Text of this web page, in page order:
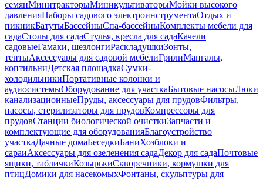
семянМинитракторыМиникультиваторыМойки высокого
давленияНаборы садового электроинструментаОтдых и
пикникБатутыБассейныСпа-бассейныКомплекты мебели для
садаСтолы для садаСтулья, кресла для садаКачели
садовыеГамаки, шезлонгиРаскладушкиЗонты,
тентыАксессуары для садовой мебелиГрилиМангалы,
коптильниДетская площадкаСумки-
холодильникиПортативные колонки и
аудиосистемыОборудование для участкаБытовые насосыЛюки
канализационныеПруды, аксессуары для прудовФильтры,
насосы, стерилизаторы для прудовКомпрессоры для
прудовСтанции биологической очисткиЗапчасти и
комплектующие для оборудованияБлагоустройство
участкаДачные домаБеседкиБаниХозблоки и
сараиАксессуары для озеленения садаДекор для садаПочтовые
ящики, табличкиКозырькиСкворечники, кормушки для
птицДомики для насекомыхФонтаны, скульптуры для